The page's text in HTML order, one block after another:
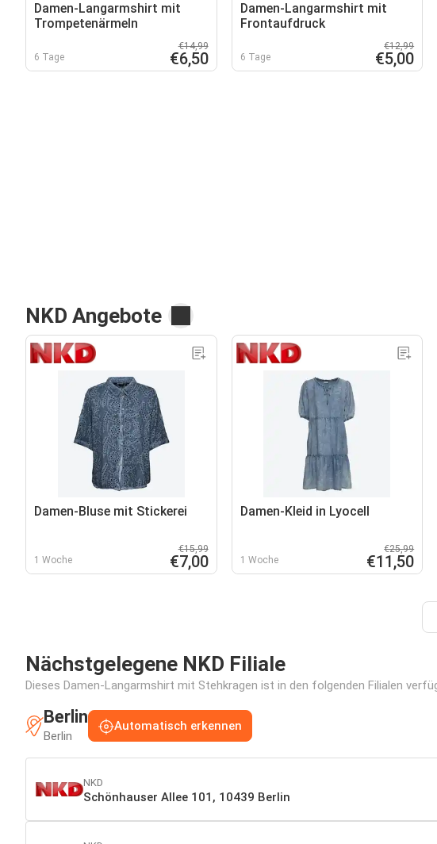
Damen-Langarmshirt mit
Trompetenärmeln
6 Tage
€14,99
€6,50
Damen-Langarmshirt mit
Frontaufdruck
6 Tage
€12,99
€5,00
NKD Angebote
Damen-Bluse mit Stickerei
1 Woche
€15,99
€7,00
Damen-Kleid in Lyocell
1 Woche
€25,99
€11,50
Nächstgelegene NKD Filiale
Dieses Damen-Langarmshirt mit Stehkragen ist in den folgenden Filialen
Berlin
Berlin
Automatisch erkennen
NKD
Schönhauser Allee 101, 10439 Berlin